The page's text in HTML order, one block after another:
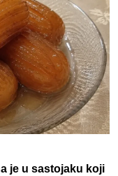
je u sastojaku koji